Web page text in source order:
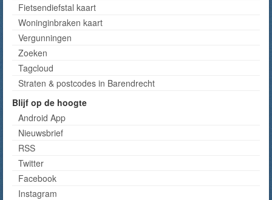
Fietsendiefstal kaart
Woninginbraken kaart
Vergunningen
Zoeken
Tagcloud
Straten & postcodes in Barendrecht
Blijf op de hoogte
Android App
Nieuwsbrief
RSS
Twitter
Facebook
Instagram